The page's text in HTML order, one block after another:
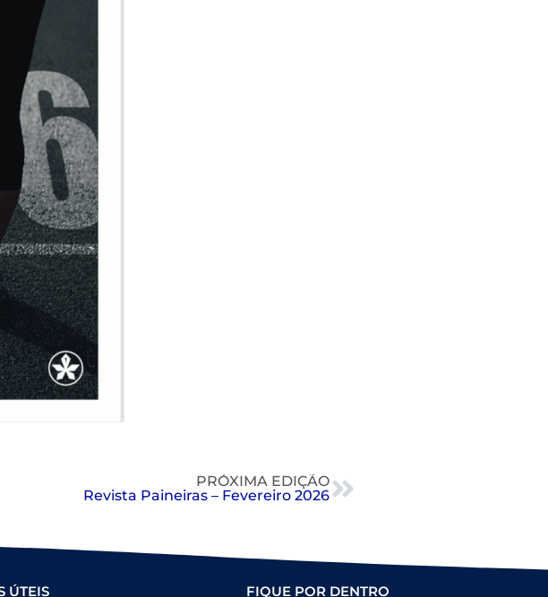
PRÓXIMA EDIÇÃO
Revista Paineiras – Fevereiro 2026
ÚTEIS FIQUE POR DENTRO